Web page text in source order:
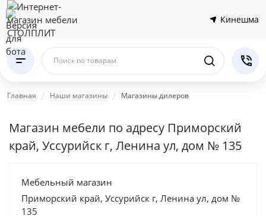
Кинешма
Поиск по товарам
Главная Наши магазины Магазины дилеров
Магазин мебели по адресу Приморский
край, Уссурийск г, Ленина ул, дом № 135
Мебельный магазин
Приморский край, Уссурийск г, Ленина ул, дом №
135